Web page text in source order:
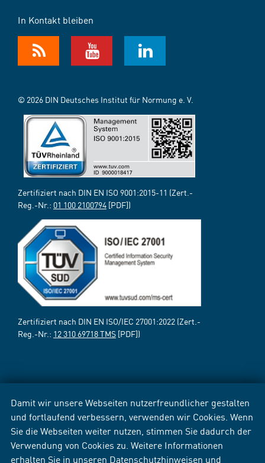
Damit wir unsere Webseiten nutzerfreundlicher gestalten
und fortlaufend verbessern, verwenden wir Cookies. Wenn
Sie die Webseiten weiter nutzen, stimmen Sie dadurch der
Verwendung von Cookies zu. Weitere Informationen
erhalten Sie in unseren Datenschutzhinweisen und
In Kontakt bleiben
© 2026 DIN Deutsches Institut für Normung e. V.
Zertifiziert nach DIN EN ISO 9001:2015-11 (Zert.-
Reg.-Nr.: 01 100 2100794 [PDF])
Zertifiziert nach DIN EN ISO/IEC 27001:2022 (Zert.-
Reg.-Nr.: 12 310 69718 TMS [PDF])